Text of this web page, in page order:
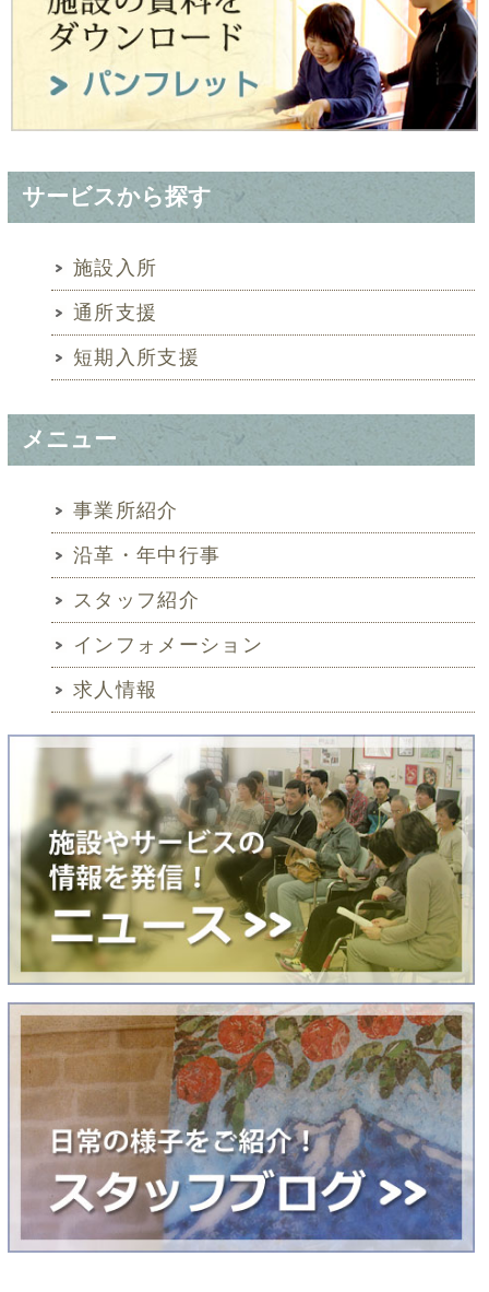
サービスから探す
施設入所
通所支援
短期入所支援
メニュー
事業所紹介
沿革・年中行事
スタッフ紹介
インフォメーション
求人情報